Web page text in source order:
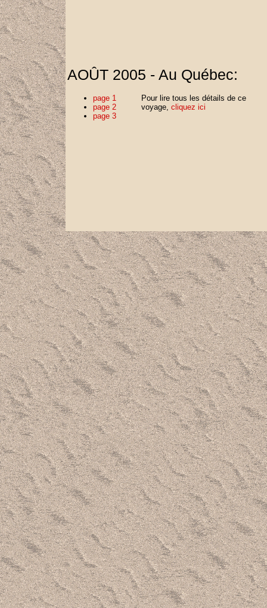
AOÛT 2005 - Au Québec:
page 1
page 2
page 3
Pour lire tous les détails de ce
voyage, cliquez ici